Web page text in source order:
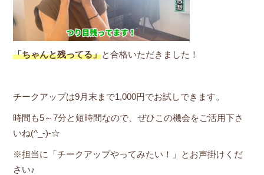
「ちゃんと残ってる」と合格いただきました！
チークアップは9月末まで1,000円でお試しできます。
時間も5～7分と短時間なので、ぜひこの機会をご活用下さ
いね(^_-)-☆
※担当に「チークアップやってみたい！」とお声掛けくだ
さい♪